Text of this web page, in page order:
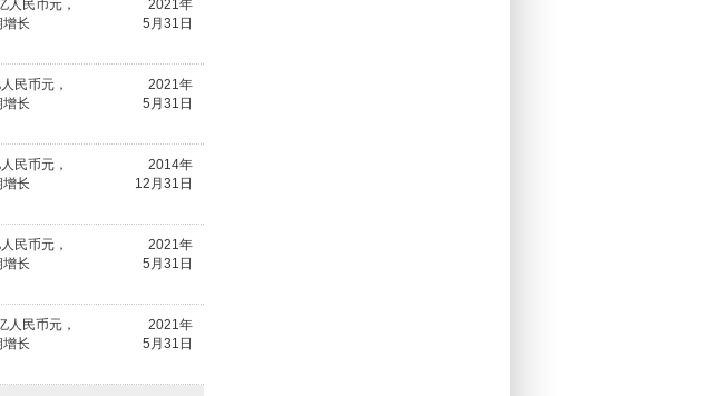
人民币元，
增长
2021年
5月31日
民币元，
增长
2021年
5月31日
民币元，
增长
2014年
12月31日
民币元，
增长
2021年
5月31日
人民币元，
增长
2021年
5月31日